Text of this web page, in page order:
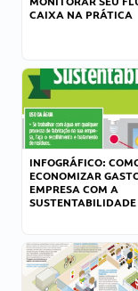
CAIXA NA PRÁTICA
INFOGRÁFICO:
ECONOMIZAR
EMPRESA COM A
SUSTENTABILIDADE